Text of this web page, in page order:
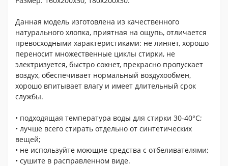
Данная модель изготовлена из качественного
натурального хлопка, приятная на ощупь, отличается
превосходными характеристиками: не линяет, хорошо
переносит множественные циклы стирки, не
электризуется, быстро сохнет, прекрасно пропускает
воздух, обеспечивает нормальный воздухообмен,
хорошо впитывает влагу и имеет длительный срок
службы.
• подходящая температура воды для стирки 30-40°С;
• лучше всего стирать отдельно от синтетических
вещей;
• не используйте моющие средства с отбеливателями;
• сушите в расправленном виде.